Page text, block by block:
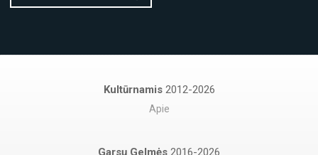
Kultūrnamis 2012-2026
Apie
Garsų Gelmės 2016-2026